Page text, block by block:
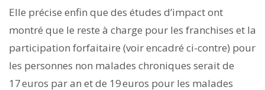
Elle précise enfin que des études d’impact ont
montré que le reste à charge pour les franchises et la
participation forfaitaire (voir encadré ci-contre) pour
les personnes non malades chroniques serait de
17 euros par an et de 19 euros pour les malades